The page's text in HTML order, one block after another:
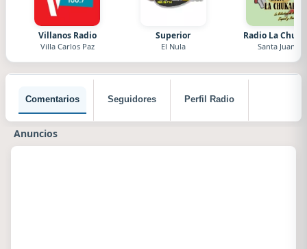
Villanos Radio
Villa Carlos Paz
Superior
El Nula
Radio La
Santa Juana
Comentarios Seguidores Perfil Radio
Anuncios